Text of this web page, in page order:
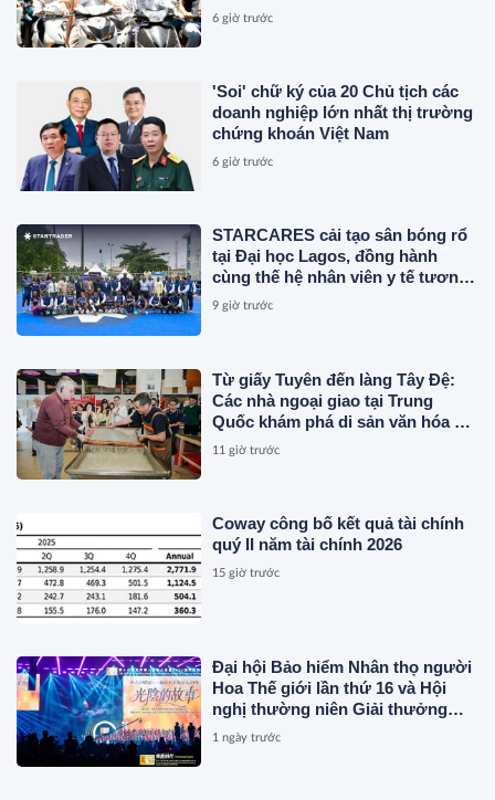
6 giờ trước
'Soi' chữ ký của 20 Chủ tịch các
doanh nghiệp lớn nhất thị trường
chứng khoán Việt Nam
6 giờ trước
STARCARES cải tạo sân bóng rổ
tại Đại học Lagos, đồng hành
cùng thế hệ nhân viên y tế tương
lai
9 giờ trước
Từ giấy Tuyên đến làng Tây Đệ:
Các nhà ngoại giao tại Trung
Quốc khám phá di sản văn hóa An
Huy
11 giờ trước
Coway công bố kết quả tài chính
quý II năm tài chính 2026
15 giờ trước
Đại hội Bảo hiểm Nhân thọ người
Hoa Thế giới lần thứ 16 và Hội
nghị thường niên Giải thưởng
Rồng Quốc tế (IDA) 2026 được tổ
1 ngày trước